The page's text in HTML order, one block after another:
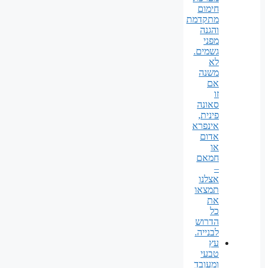
חימום
מתקדמת
והגנה
מפני
גשמים.
לא
משנה
אם
זו
סאונה
פינית,
אינפרא
אדום
או
חמאם
–
אצלנו
תמצאו
את
כל
הדרוש
לבנייה.
עץ
טבעי
ומעובד